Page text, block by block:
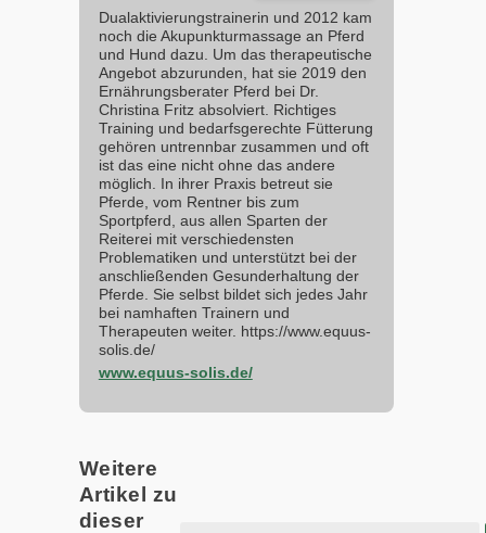
Dualaktivierungstrainerin und 2012 kam
noch die Akupunkturmassage an Pferd
und Hund dazu. Um das therapeutische
Angebot abzurunden, hat sie 2019 den
Ernährungsberater Pferd bei Dr.
Christina Fritz absolviert. Richtiges
Training und bedarfsgerechte Fütterung
gehören untrennbar zusammen und oft
ist das eine nicht ohne das andere
möglich. In ihrer Praxis betreut sie
Pferde, vom Rentner bis zum
Sportpferd, aus allen Sparten der
Reiterei mit verschiedensten
Problematiken und unterstützt bei der
anschließenden Gesunderhaltung der
Pferde. Sie selbst bildet sich jedes Jahr
bei namhaften Trainern und
Therapeuten weiter. https://www.equus-
solis.de/
www.equus-solis.de/
Weitere
Artikel zu
dieser